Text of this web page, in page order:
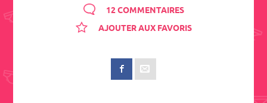
12 COMMENTAIRES
AJOUTER AUX FAVORIS